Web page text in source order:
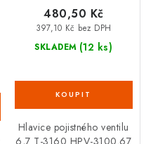
SKLADEM (12 ks)
397,10 Kč bez DPH
480,50 Kč
Hlavice pojistného ventilu